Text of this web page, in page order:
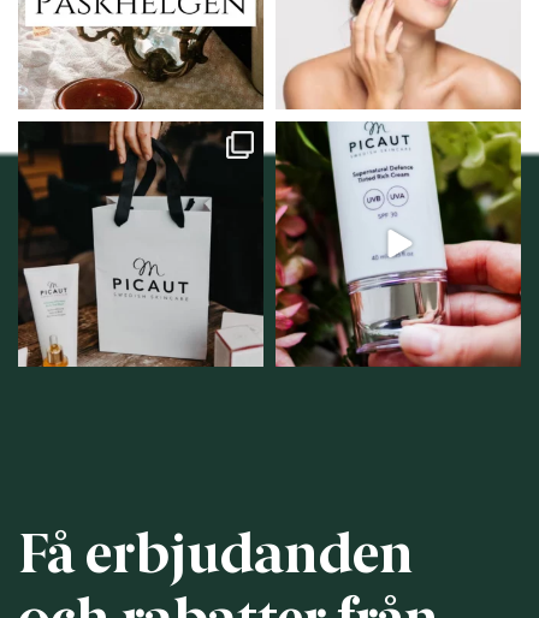
6 0
Vi...
0
Vellnez – din
samlingsplats för
personlig handel i
12 0
Njut av solens härliga
strålar men skydda dig...
12 1
Få erbjudanden